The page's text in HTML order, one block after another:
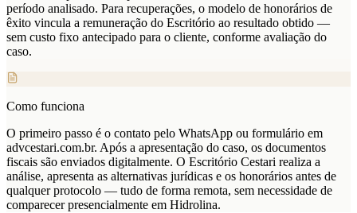
período analisado. Para recuperações, o modelo de honorários de
êxito vincula a remuneração do Escritório ao resultado obtido —
sem custo fixo antecipado para o cliente, conforme avaliação do
caso.
Como funciona
O primeiro passo é o contato pelo WhatsApp ou formulário em
advcestari.com.br. Após a apresentação do caso, os documentos
fiscais são enviados digitalmente. O Escritório Cestari realiza a
análise, apresenta as alternativas jurídicas e os honorários antes de
qualquer protocolo — tudo de forma remota, sem necessidade de
comparecer presencialmente em Hidrolina.